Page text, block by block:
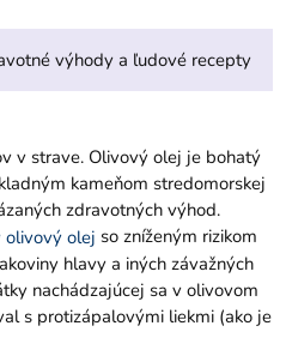
výhody a ľudové recepty
v strave. Olivový olej je bohatý
kameňom stredomorskej
zdravotných výhod.
olivový olej so zníženým rizikom
hlavy a iných závažných
nachádzajúcej sa v olivovom
s protizápalovými liekmi (ako je